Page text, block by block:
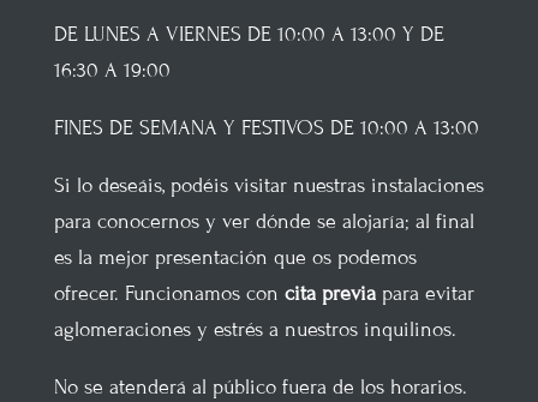
DE LUNES A VIERNES DE 10:00 A 13:00 Y DE
16:30 A 19:00
FINES DE SEMANA Y FESTIVOS DE 10:00 A 13:00
Si lo deseáis, podéis visitar nuestras instalaciones
para conocernos y ver dónde se alojaría; al final
es la mejor presentación que os podemos
ofrecer. Funcionamos con cita previapara evitar
aglomeraciones y estrés a nuestros inquilinos.
No se atenderá al público fuera de los horarios.